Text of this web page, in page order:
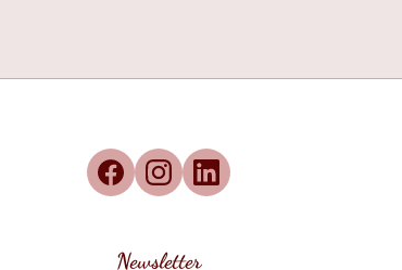
Newsletter